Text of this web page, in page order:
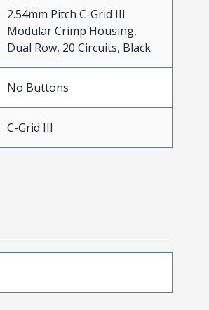
2.54mm Pitch C-Grid III
Modular Crimp Housing,
Dual Row, 20 Circuits, Black
No Buttons
C-Grid III